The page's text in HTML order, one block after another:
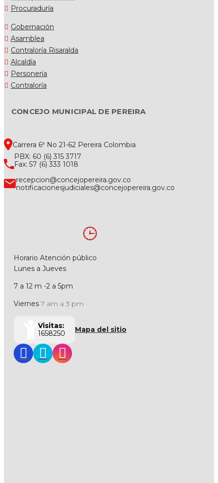
Procuraduría
Gobernación
Asamblea
Contraloría Risaralda
Alcaldía
Personería
Contraloría
CONCEJO MUNICIPAL DE PEREIRA
Carrera 6ª No 21-62 Pereira Colombia
PBX: 60 (6) 315 3717
Fax: 57 (6) 333 1018
recepcion@concejopereira.gov.co
notificacionesjudiciales@concejopereira.gov.co
Horario Atención público
Lunes a Jueves
7 a 12 m -2 a 5pm
Viernes 7 am a 3 pm
Visitas:
1658250
Mapa del sitio